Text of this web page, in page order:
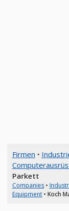
Firmen •
Parkett
Companies•
Equipment• Koch